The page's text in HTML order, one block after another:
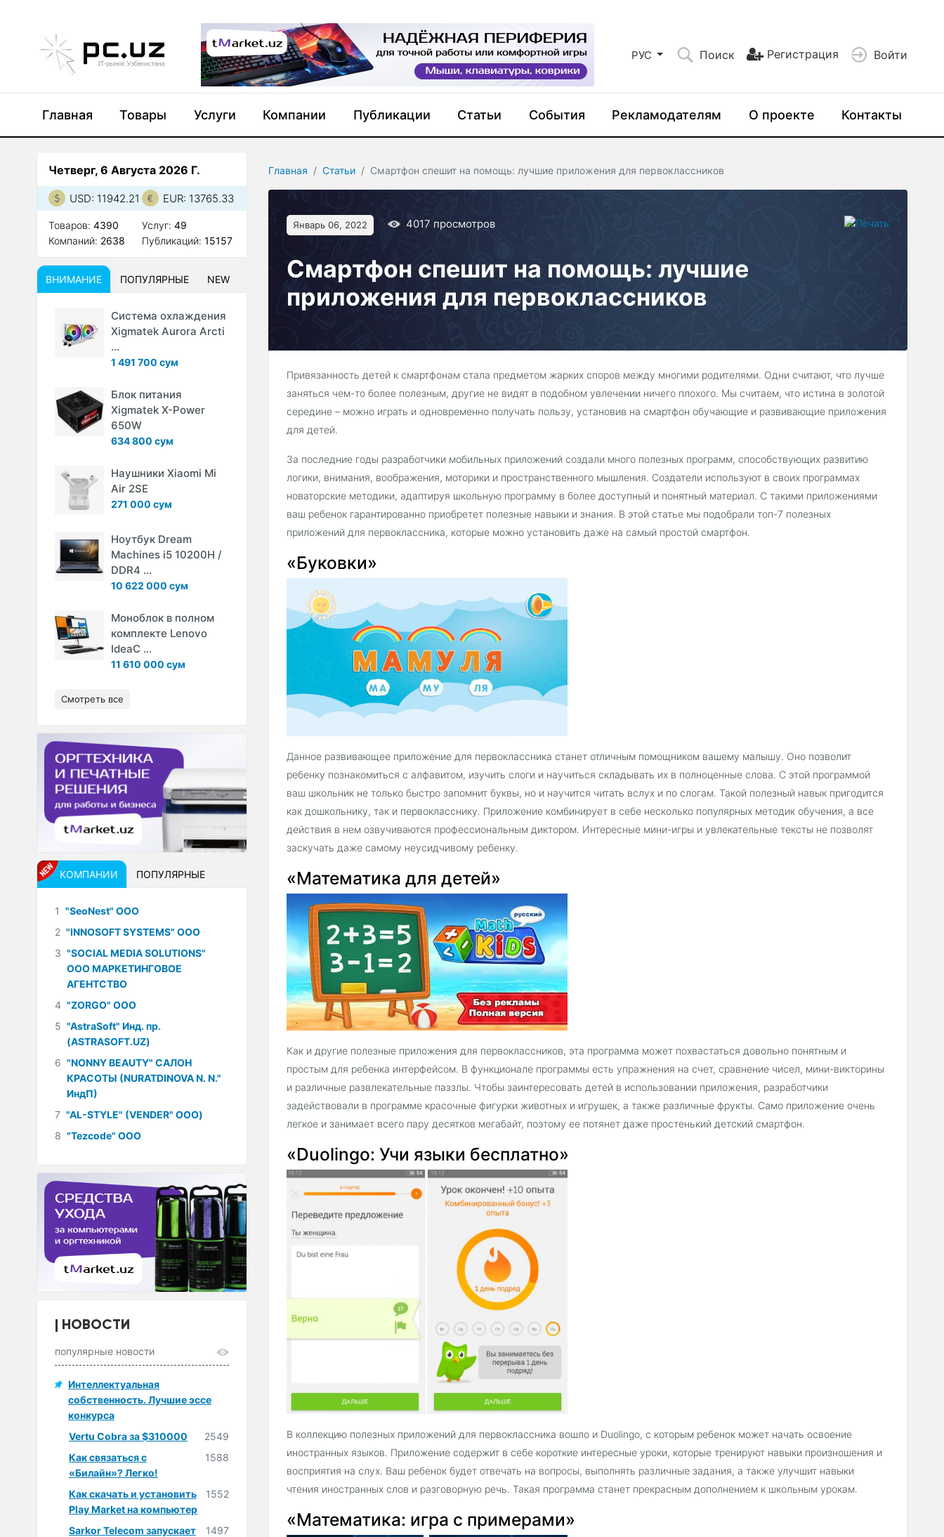
РУС Поиск Регистрация Войти
Главная Товары Услуги Компании Публикации Статьи События Рекламодателям О проекте Контакты
Главная Статьи Смартфон спешит на помощь: лучшие приложения для первоклассников
Январь 06, 2022 4017 просмотров
Смартфон спешит на помощь: лучшие
приложения для первоклассников
Привязанность детей к смартфонам стала предметом жарких споров между многими родителями. Одни считают, что лучше
заняться чем-то более полезным, другие не видят в подобном увлечении ничего плохого. Мы считаем, что истина в золотой
середине – можно играть и одновременно получать пользу, установив на смартфон обучающие и развивающие приложения
для детей.
За последние годы разработчики мобильных приложений создали много полезных программ, способствующих развитию
логики, внимания, воображения, моторики и пространственного мышления. Создатели используют в своих программах
новаторские методики, адаптируя школьную программу в более доступный и понятный материал. С такими приложениями
ваш ребенок гарантированно приобретет полезные навыки и знания. В этой статье мы подобрали топ-7 полезных
приложений для первоклассника, которые можно установить даже на самый простой смартфон.
«Буковки»
Данное развивающее приложение для первоклассника станет отличным помощником вашему малышу. Оно позволит
ребенку познакомиться с алфавитом, изучить слоги и научиться складывать их в полноценные слова. С этой программой
ваш школьник не только быстро запомнит буквы, но и научится читать вслух и по слогам. Такой полезный навык пригодится
как дошкольнику, так и первокласснику. Приложение комбинирует в себе несколько популярных методик обучения, а все
действия в нем озвучиваются профессиональным диктором. Интересные мини-игры и увлекательные тексты не позволят
заскучать даже самому неусидчивому ребенку.
«Математика для детей»
Как и другие полезные приложения для первоклассников, эта программа может похвастаться довольно понятным и
простым для ребенка интерфейсом. В функционале программы есть упражнения на счет, сравнение чисел, мини-викторины
и различные развлекательные паззлы. Чтобы заинтересовать детей в использовании приложения, разработчики
задействовали в программе красочные фигурки животных и игрушек, а также различные фрукты. Само приложение очень
легкое и занимает всего пару десятков мегабайт, поэтому ее потянет даже простенький детский смартфон.
«Duolingo: Учи языки бесплатно»
В коллекцию полезных приложений для первоклассника вошло и Duolingo, с которым ребенок может начать освоение
иностранных языков. Приложение содержит в себе короткие интересные уроки, которые тренируют навыки произношения и
восприятия на слух. Ваш ребенок будет отвечать на вопросы, выполнять различные задания, а также улучшит навыки
чтения иностранных слов и разговорную речь. Такая программа станет прекрасным дополнением к школьным урокам.
«Математика: игра с примерами»
Четверг, 6 Августа 2026 Г.
USD: 11942.21 EUR: 13765.33
Товаров: 4390
Компаний: 2638
Услуг:49
Публикаций:15157
ВНИМАНИЕ ПОПУЛЯРНЫЕ NEW
Система охлаждения
Xigmatek Aurora Arcti
...
1 491 700 сум
Блок питания
Xigmatek X-Power
650W
634 800 сум
Наушники Xiaomi Mi
Air 2SE
271 000 сум
Ноутбук Dream
Machines i5 10200H /
DDR4 ...
10 622 000 сум
Моноблок в полном
комплекте Lenovo
IdeaC ...
11 610 000 сум
Смотреть все
КОМПАНИИ ПОПУЛЯРНЫЕ
1 "SeoNest" ООО
2 "INNOSOFT SYSTEMS" ООО
3 "SOCIAL MEDIA SOLUTIONS"
ООО МАРКЕТИНГОВОЕ
АГЕНТСТВО
4 "ZORGO" ООО
5 "AstraSoft" Инд. пр.
(ASTRASOFT.UZ)
6 "NONNY BEAUTY" САЛОН
КРАСОТЫ (NURATDINOVA N. N."
ИндП)
7 "AL-STYLE" (VENDER" ООО)
8 "Tezcode" ООО
НОВОСТИ
популярные новости
Интеллектуальная
собственность. Лучшие эссе
конкурса
Vertu Cobra за $310000
2549
Как связаться с
«Билайн»? Легко!
1588
Как скачать и установить
Play Market на компьютер
1552
Sarkor Telecom запускает
1497